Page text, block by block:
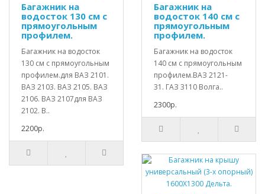
Багажник на
водосток 130 см с
прямоугольным
профилем.
Багажник на водосток
130 см с прямоугольным
профилем.для ВАЗ 2101.
ВАЗ 2103. ВАЗ 2105. ВАЗ
2106. ВАЗ 2107для ВАЗ
2102. В..
2200р.
Багажник на
водосток 140 см с
прямоугольным
профилем.
Багажник на водосток
140 см с прямоугольным
профилем.ВАЗ 2121-
31. ГАЗ 3110 Волга..
2300р.